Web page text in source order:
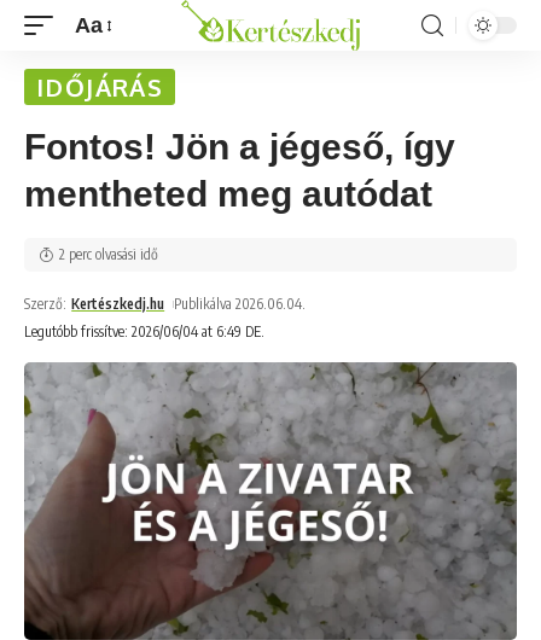
Aa
IDŐJÁRÁS
Fontos! Jön a jégeső, így
mentheted meg autódat
Legutóbb frissítve: 2026/06/04 at 6:49 DE.
Szerző: Kertészkedj.hu Publikálva 2026.06.04.
2 perc olvasási idő